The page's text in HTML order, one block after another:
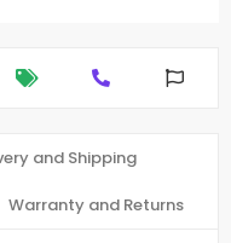
and Shipping
Warranty and Returns